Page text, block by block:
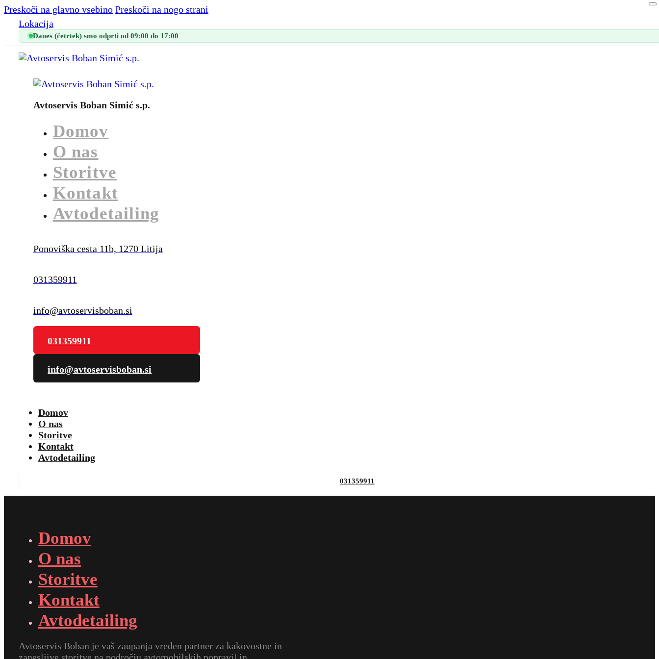
Preskoči na glavno vsebino Preskoči na nogo strani
Lokacija
Danes (četrtek) smo odprti od 09:00 do 17:00
Avtoservis Boban Simić s.p.
Domov
O nas
Storitve
Kontakt
Avtodetailing
Ponoviška cesta 11b, 1270 Litija
031359911
info@avtoservisboban.si
031359911
info@avtoservisboban.si
Domov
O nas
Storitve
Kontakt
Avtodetailing
031359911
Domov
O nas
Storitve
Kontakt
Avtodetailing
Avtoservis Boban je vaš zaupanja vreden partner za kakovostne in
zanesljive storitve na področju avtomobilskih popravil in